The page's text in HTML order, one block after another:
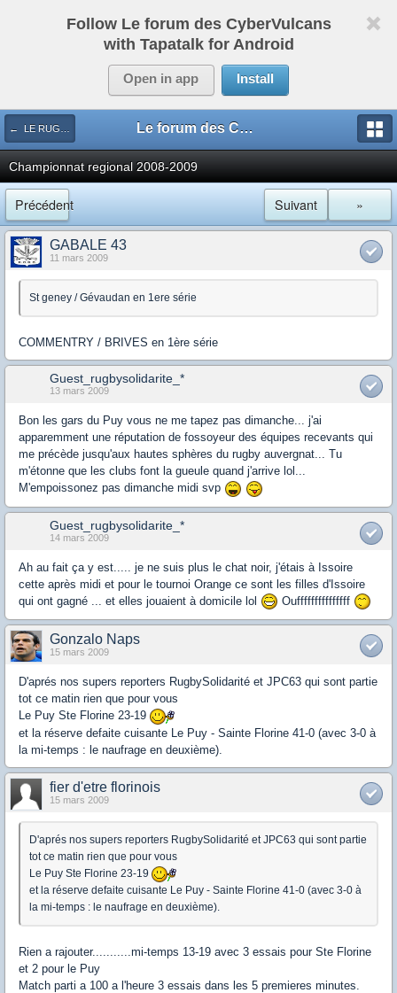
Follow Le forum des CyberVulcans
with Tapatalk for Android
Open in app Install
← LE RUGBY DE CHEZ NOUS Le forum des CyberVulcans
Championnat regional 2008-2009
Précédent »
Suivant
GABALE 43
11 mars 2009
St geney / Gévaudan en 1ere série
COMMENTRY / BRIVES en 1ère série
Guest_rugbysolidarite_*
13 mars 2009
Bon les gars du Puy vous ne me tapez pas dimanche... j'ai
apparemment une réputation de fossoyeur des équipes recevants qui
me précède jusqu'aux hautes sphères du rugby auvergnat... Tu
m'étonne que les clubs font la gueule quand j'arrive lol...
M'empoissonez pas dimanche midi svp
Guest_rugbysolidarite_*
14 mars 2009
Ah au fait ça y est..... je ne suis plus le chat noir, j'étais à Issoire
cette après midi et pour le tournoi Orange ce sont les filles d'Issoire
qui ont gagné ... et elles jouaient à domicile lol
Oufffffffffffffff
Gonzalo Naps
15 mars 2009
D'aprés nos supers reporters RugbySolidarité et JPC63 qui sont partie
tot ce matin rien que pour vous
Le Puy Ste Florine 23-19
et la réserve defaite cuisante Le Puy - Sainte Florine 41-0 (avec 3-0 à
la mi-temps : le naufrage en deuxième).
fier d'etre florinois
15 mars 2009
D'aprés nos supers reporters RugbySolidarité et JPC63 qui sont partie
tot ce matin rien que pour vous
Le Puy Ste Florine 23-19
et la réserve defaite cuisante Le Puy - Sainte Florine 41-0 (avec 3-0 à
la mi-temps : le naufrage en deuxième).
Rien a rajouter...........mi-temps 13-19 avec 3 essais pour Ste Florine
et 2 pour le Puy
Match parti a 100 a l'heure 3 essais dans les 5 premieres minutes.